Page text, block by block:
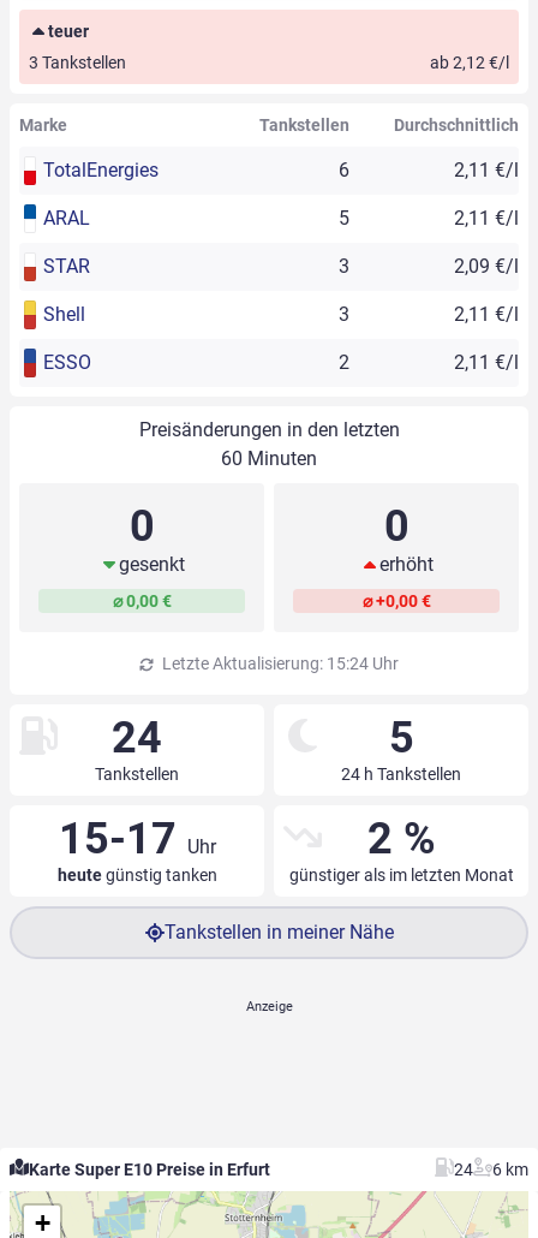
teuer
3 Tankstellen
ab 2,12 €/l
Marke Tankstellen Durchschnittlich
TotalEnergies 6 2,11 €/l
ARAL 5 2,11 €/l
STAR 3 2,09 €/l
Shell 3 2,11 €/l
ESSO 2 2,11 €/l
Preisänderungen in den letzten
60 Minuten
0
gesenkt
⌀ 0,00 €
0
erhöht
⌀ +0,00 €
Letzte Aktualisierung: 15:24 Uhr
24
Tankstellen
5
24 h Tankstellen
15-17 Uhr
heutegünstig tanken
2 %
günstiger als im letzten Monat
Tankstellen in meiner Nähe
Karte Super E10 Preise in Erfurt 24 6 km
+